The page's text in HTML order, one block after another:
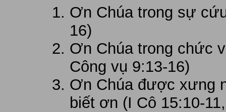
Ơn Chúa trong sự
16)
Ơn Chúa trong chức
Công vụ 9:13-16)
Ơn Chúa được xưng
biết ơn (I Cô 15:10-